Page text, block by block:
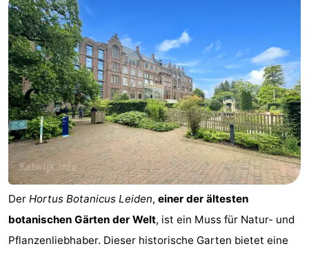
Der Hortus Botanicus Leiden, einer der ältesten
botanischen Gärten der Welt, ist ein Muss für Natur- und
Pflanzenliebhaber. Dieser historische Garten bietet eine